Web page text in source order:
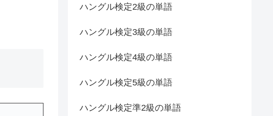
ハングル検定2級の単語
ハングル検定3級の単語
ハングル検定4級の単語
ハングル検定5級の単語
ハングル検定準2級の単語